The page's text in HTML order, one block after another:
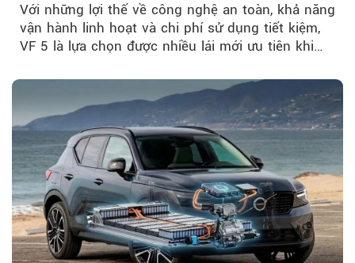
Với những lợi thế về công nghệ an toàn, khả năng
vận hành linh hoạt và chi phí sử dụng tiết kiệm,
VF 5 là lựa chọn được nhiều lái mới ưu tiên khi